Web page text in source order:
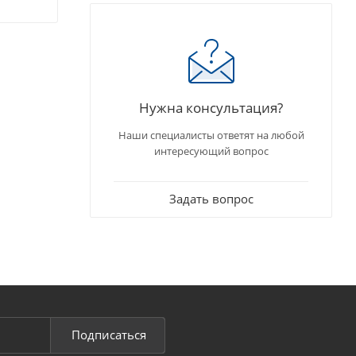
Нужна консультация?
Наши специалисты ответят на любой
интересующий вопрос
Задать вопрос
Подписаться